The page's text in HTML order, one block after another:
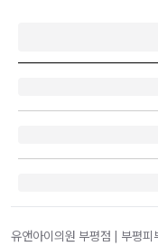
유앤아이의원 부평점 | 부평피